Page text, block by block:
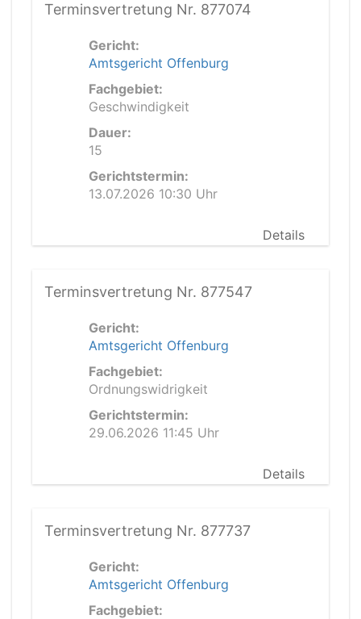
Terminsvertretung Nr. 877074
Gericht:
Amtsgericht Offenburg
Fachgebiet:
Geschwindigkeit
Dauer:
15
Gerichtstermin:
13.07.2026 10:30 Uhr
Details
Terminsvertretung Nr. 877547
Gericht:
Amtsgericht Offenburg
Fachgebiet:
Ordnungswidrigkeit
Gerichtstermin:
29.06.2026 11:45 Uhr
Details
Terminsvertretung Nr. 877737
Gericht:
Amtsgericht Offenburg
Fachgebiet: